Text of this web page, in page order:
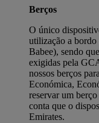
Berços
O único
utilização a
Babee), sendo
exigidas pela
nossos berços
Económica,
reservar um
conta que o
Emirates.